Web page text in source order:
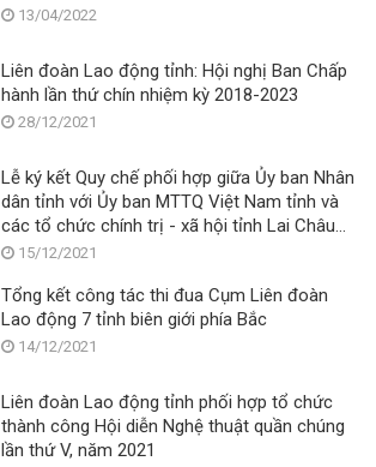
13/04/2022
Liên đoàn Lao động tỉnh: Hội nghị Ban Chấp
hành lần thứ chín nhiệm kỳ 2018-2023
28/12/2021
Lễ ký kết Quy chế phối hợp giữa Ủy ban Nhân
dân tỉnh với Ủy ban MTTQ Việt Nam tỉnh và
các tổ chức chính trị - xã hội tỉnh Lai Châu
giai đoạn 2021 - 2026
15/12/2021
Tổng kết công tác thi đua Cụm Liên đoàn
Lao động 7 tỉnh biên giới phía Bắc
14/12/2021
Liên đoàn Lao động tỉnh phối hợp tổ chức
thành công Hội diễn Nghệ thuật quần chúng
lần thứ V, năm 2021